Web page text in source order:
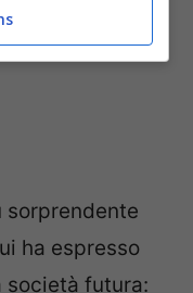
sorprendente
ha espresso
società futura: